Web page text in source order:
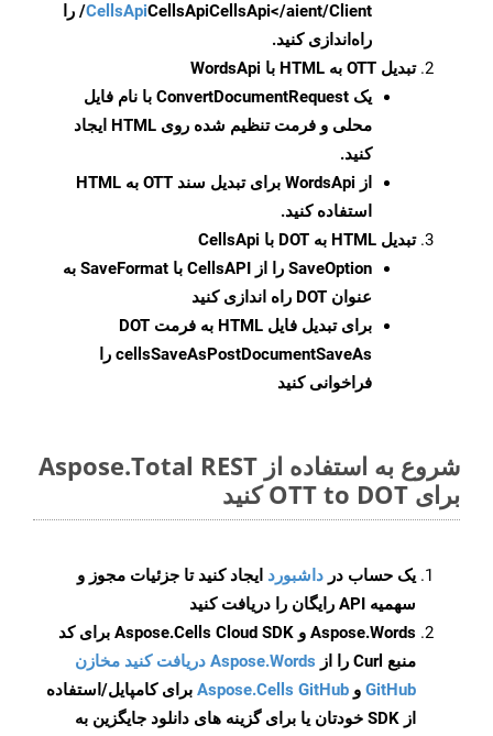
CellsApiCellsApi
CellsApi</aient/Client/ را
راه‌اندازی کنید.
تبدیل OTT به HTML با WordsApi
یک ConvertDocumentRequest با نام فایل
محلی و فرمت تنظیم شده روی HTML ایجاد
کنید.
از WordsApi برای تبدیل سند OTT به HTML
استفاده کنید.
تبدیل HTML به DOT با CellsApi
SaveOption
را از CellsAPI با SaveFormat به
عنوان DOT راه اندازی کنید
برای تبدیل فایل HTML به فرمت
DOT
cellsSaveAsPostDocumentSaveAs را
فراخوانی کنید
شروع به استفاده از Aspose.Total REST
برای OTT to DOT کنید
یک حساب در داشبورد ایجاد کنید تا جزئیات مجوز و
سهمیه API رایگان را دریافت کنید
Aspose.Words و Aspose.Cells Cloud SDK برای کد
منبع Curl را از
Aspose.Words دریافت کنید مخازن
GitHub و Aspose.Cells GitHub برای کامپایل/استفاده
از SDK خودتان یا برای گزینه های دانلود جایگزین به